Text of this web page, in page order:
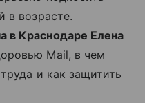
в возрасте.
в Краснодаре Елена
Mail, в чем
и как защитить